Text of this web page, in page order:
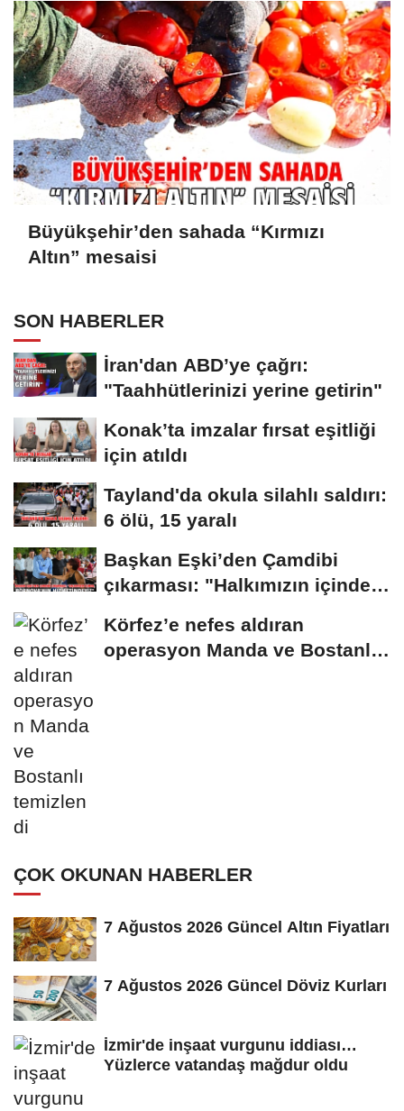
Büyükşehir’den sahada “Kırmızı
Altın” mesaisi
SON HABERLER
İran'dan ABD’ye çağrı:
"Taahhütlerinizi yerine getirin"
Konak’ta imzalar fırsat eşitliği
için atıldı
Tayland'da okula silahlı saldırı:
6 ölü, 15 yaralı
Başkan Eşki’den Çamdibi
çıkarması: "Halkımızın içinde,
Körfez’e nefes aldıran
operasyon Manda ve Bostanlı
ÇOK OKUNAN HABERLER
7 Ağustos 2026 Güncel Altın Fiyatları
7 Ağustos 2026 Güncel Döviz Kurları
İzmir'de inşaat vurgunu iddiası…
Yüzlerce vatandaş mağdur oldu